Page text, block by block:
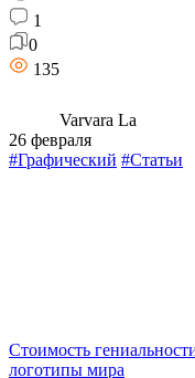
1
0
135
Varvara La
26 февраля
#Графический #Статьи
Стоимость
логотипы мира